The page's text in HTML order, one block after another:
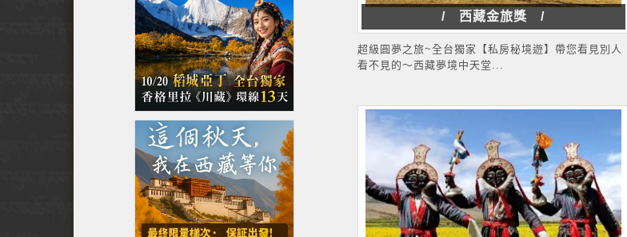
/ 西藏金旅獎 /
超級圓夢之旅~全台獨家【私房秘境遊】帶您看見別人
看不見的～西藏夢境中天堂...